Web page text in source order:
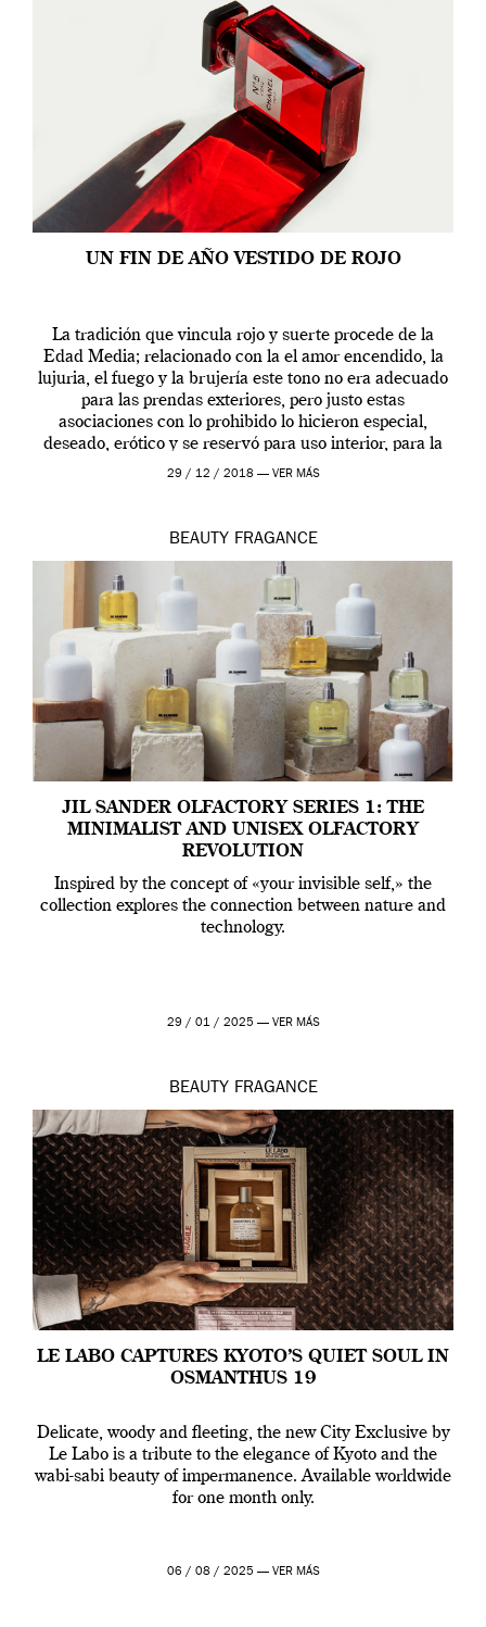
UN FIN DE AÑO VESTIDO DE ROJO
La tradición que vincula rojo y suerte procede de la
Edad Media; relacionado con la el amor encendido, la
lujuria, el fuego y la brujería este tono no era adecuado
para las prendas exteriores, pero justo estas
asociaciones con lo prohibido lo hicieron especial,
deseado, erótico y se reservó para uso interior, para la
ropa […]
29 / 12 / 2018 — VER MÁS
BEAUTY FRAGANCE
JIL SANDER OLFACTORY SERIES 1: THE
MINIMALIST AND UNISEX OLFACTORY
REVOLUTION
Inspired by the concept of «your invisible self,» the
collection explores the connection between nature and
technology.
29 / 01 / 2025 — VER MÁS
BEAUTY FRAGANCE
LE LABO CAPTURES KYOTO’S QUIET SOUL IN
OSMANTHUS 19
Delicate, woody and fleeting, the new City Exclusive by
Le Labo is a tribute to the elegance of Kyoto and the
wabi-sabi beauty of impermanence. Available worldwide
for one month only.
06 / 08 / 2025 — VER MÁS